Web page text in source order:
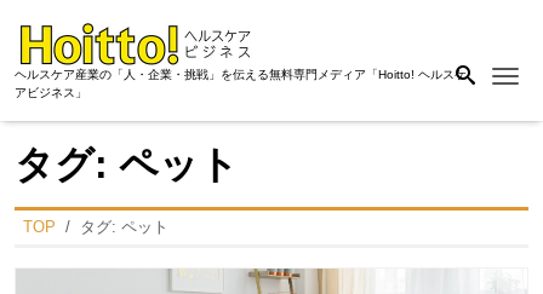
ヘルスケア産業の「人・企業・挑戦」を伝える無料専門メディア「Hoitto! ヘルスケ
アビジネス」
タグ: ペット
TOP タグ: ペット